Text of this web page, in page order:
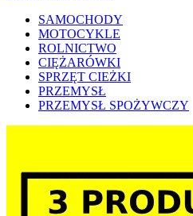
SAMOCHODY
MOTOCYKLE
ROLNICTWO
CIĘŻARÓWKI
SPRZĘT CIEŻKI
PRZEMYSŁ
PRZEMYSŁ SPOŻYWCZY